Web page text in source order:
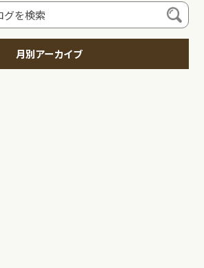
月別アーカイブ